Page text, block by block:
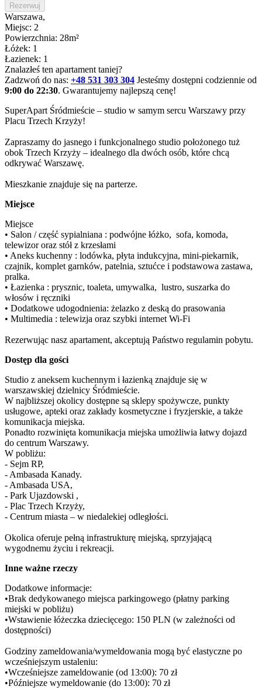
Rezerwuj
Warszawa,
Miejsc: 2
Powierzchnia: 28m²
Łóżek: 1
Łazienek: 1
Znalazłeś ten apartament taniej?
Zadzwoń do nas: +48 531 303 304 Jesteśmy dostępni codziennie od
9:00 do 22:30. Gwarantujemy najlepszą cenę!
SuperApart Śródmieście – studio w samym sercu Warszawy przy
Placu Trzech Krzyży!
Zapraszamy do jasnego i funkcjonalnego studio położonego tuż
obok Trzech Krzyży – idealnego dla dwóch osób, które chcą
odkrywać Warszawę.
Mieszkanie znajduje się na parterze.
Miejsce
Miejsce
• Salon / część sypialniana : podwójne łóżko,  sofa, komoda,
telewizor oraz stół z krzesłami
• Aneks kuchenny : lodówka, płyta indukcyjna, mini-piekarnik,
czajnik, komplet garnków, patelnia, sztućce i podstawowa zastawa,
pralka.
• Łazienka : prysznic, toaleta, umywalka,  lustro, suszarka do
włosów i ręczniki
• Dodatkowe udogodnienia: żelazko z deską do prasowania
• Multimedia : telewizja oraz szybki internet Wi-Fi
Rezerwując nasz apartament, akceptują Państwo regulamin pobytu.
Dostęp dla gości
Studio z aneksem kuchennym i łazienką znajduje się w
warszawskiej dzielnicy Śródmieście.
W najbliższej okolicy dostępne są sklepy spożywcze, punkty
usługowe, apteki oraz zakłady kosmetyczne i fryzjerskie, a także
komunikacja miejska.
Ponadto rozwinięta komunikacja miejska umożliwia łatwy dojazd
do centrum Warszawy.
W pobliżu:
- Sejm RP,
- Ambasada Kanady.
- Ambasada USA,
- Park Ujazdowski ,
- Plac Trzech Krzyży,
- Centrum miasta – w niedalekiej odległości.
Okolica oferuje pełną infrastrukturę miejską, sprzyjającą
wygodnemu życiu i rekreacji.
Inne ważne rzeczy
Dodatkowe informacje:
•Brak dedykowanego miejsca parkingowego (płatny parking
miejski w pobliżu)
•Wstawienie łóżeczka dziecięcego: 150 PLN (w zależności od
dostępności)
Godziny zameldowania/wymeldowania mogą być elastyczne po
wcześniejszym ustaleniu:
•Wcześniejsze zameldowanie (od 13:00): 70 zł
•Późniejsze wymeldowanie (do 13:00): 70 zł